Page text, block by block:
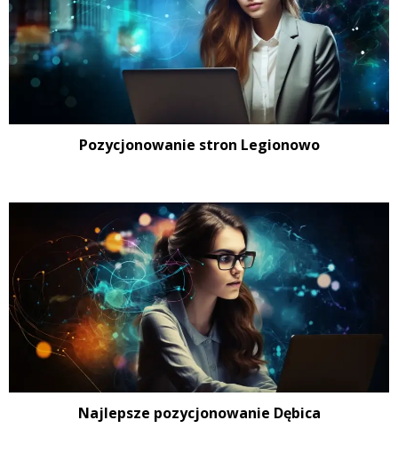
Pozycjonowanie stron Legionowo
Najlepsze pozycjonowanie Dębica